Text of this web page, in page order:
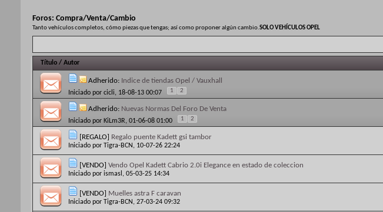
Foros: Compra/Venta/Cambio
Tanto vehículos completos, cómo piezas que tengas; así como proponer algún cambio.SOLO VEHÍCULOS OPEL
Título / Autor
Adherido: Indice de tiendas Opel / Vauxhall
Iniciado por cicli, 18-08-13 00:07 1 2
Adherido: Nuevas Normas Del Foro De Venta
Iniciado por KiLm3R, 01-06-08 01:00 1 2
[REGALO] Regalo puente Kadett gsi tambor
Iniciado por Tigra-BCN , 10-07-26 22:24
[VENDO] Vendo Opel Kadett Cabrio 2.0i Elegance en estado de coleccion
Iniciado por ismasl , 05-03-25 14:34
[VENDO] Muelles astra F caravan
Iniciado por Tigra-BCN , 27-03-24 09:32